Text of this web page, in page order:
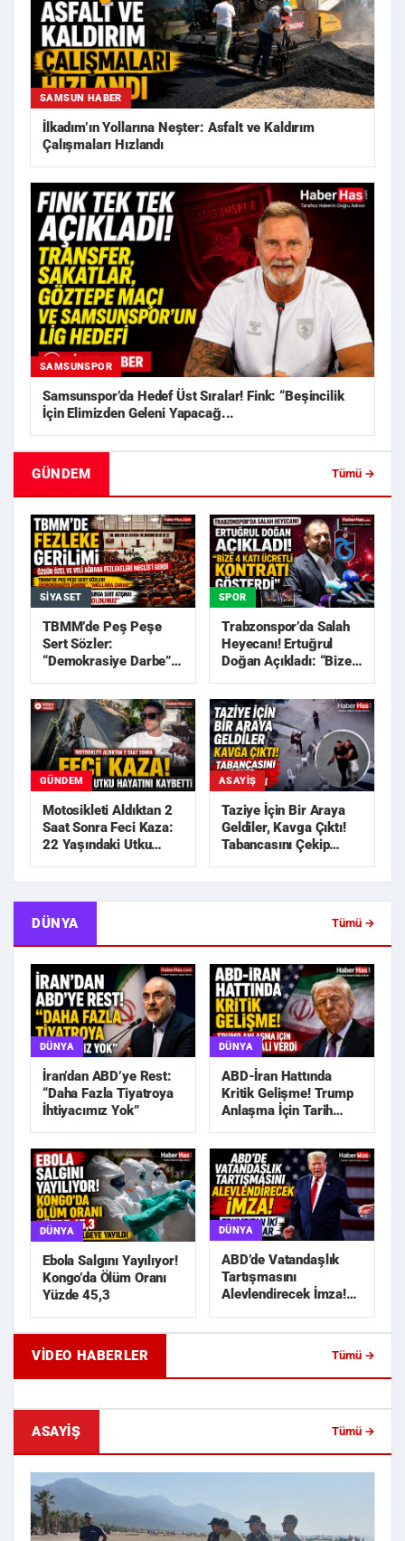
SAMSUN HABER
İlkadım’ın Yollarına Neşter: Asfalt ve Kaldırım
Çalışmaları Hızlandı
SAMSUNSPOR
Samsunspor’da Hedef Üst Sıralar! Fink: “Beşincilik
İçin Elimizden Geleni Yapacağ...
GÜNDEM Tümü →
SIYASET
TBMM’de Peş Peşe
Sert Sözler:
“Demokrasiye Darbe”,
SPOR
Trabzonspor’da Salah
Heyecanı! Ertuğrul
Doğan Açıkladı: “Bize
GÜNDEM
Motosikleti Aldıktan 2
Saat Sonra Feci Kaza:
22 Yaşındaki Utku
ASAYIŞ
Taziye İçin Bir Araya
Geldiler, Kavga Çıktı!
Tabancasını Çekip
DÜNYA Tümü →
DÜNYA
İran’dan ABD’ye Rest:
“Daha Fazla Tiyatroya
İhtiyacımız Yok”
DÜNYA
ABD-İran Hattında
Kritik Gelişme! Trump
Anlaşma İçin Tarih
DÜNYA
Ebola Salgını Yayılıyor!
Kongo’da Ölüm Oranı
Yüzde 45,3
DÜNYA
ABD’de Vatandaşlık
Tartışmasını
Alevlendirecek İmza!
Karar
VIDEO HABERLER
Tümü →
Geride Bıraktığı Mektup Tefecilik
Samsun'da Lise
ASAYIŞ Tümü →